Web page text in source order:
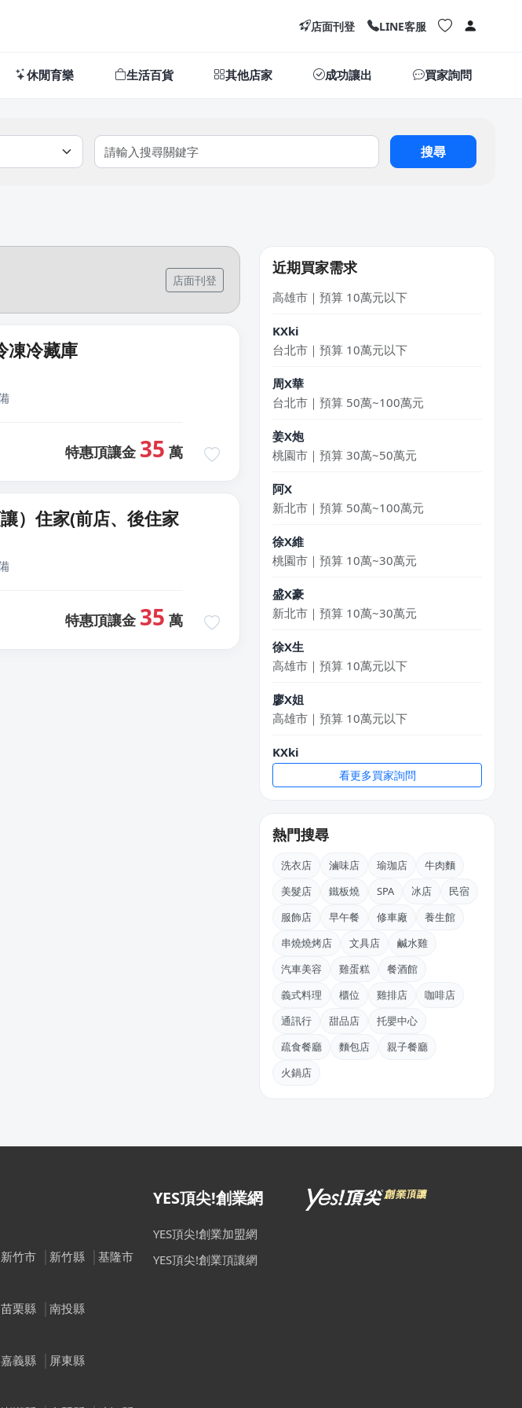
店面刊登 LINE客服
休閒育樂 生活百貨 其他店家 成功讓出 買家詢問
搜尋
店面刊登
凍冷藏庫
特惠頂讓金 35 萬
）住家(前店、後住家
特惠頂讓金 35 萬
近期買家需求
廖X姐
台北市｜預算 10萬元以下
台北市｜預算 50萬~100萬元
桃園市｜預算 30萬~50萬元
新北市｜預算 50萬~100萬元
桃園市｜預算 10萬~30萬元
新北市｜預算 10萬~30萬元
高雄市｜預算 10萬元以下
高雄市｜預算 10萬元以下
台北市｜預算 10萬元以下
姜X炮
桃園市｜預算 30萬~50萬元
阿X
新北市｜預算 50萬~100萬元
徐X維
桃園市｜預算 10萬~30萬元
看更多買家詢問
熱門搜尋
洗衣店 滷味店 瑜珈店
牛肉麵
美髮店
鐵板燒 SPA 冰店
民宿
服飾店
早午餐 修車廠
養生館
串燒燒烤店
文具店
鹹水雞
汽車美容
雞蛋糕
餐酒館
義式料理
櫃位 雞排店
咖啡店
通訊行
甜品店
托嬰中心
疏食餐廳
麵包店
親子餐廳
火鍋店
新竹市 新竹縣
基隆市
苗栗縣
南投縣
嘉義縣
屏東縣
YES頂尖!創業網
YES頂尖!創業加盟網
YES頂尖!創業頂讓網